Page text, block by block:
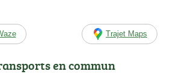
Trajet Maps
en commun